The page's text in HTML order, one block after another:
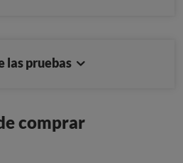
las pruebas
comprar